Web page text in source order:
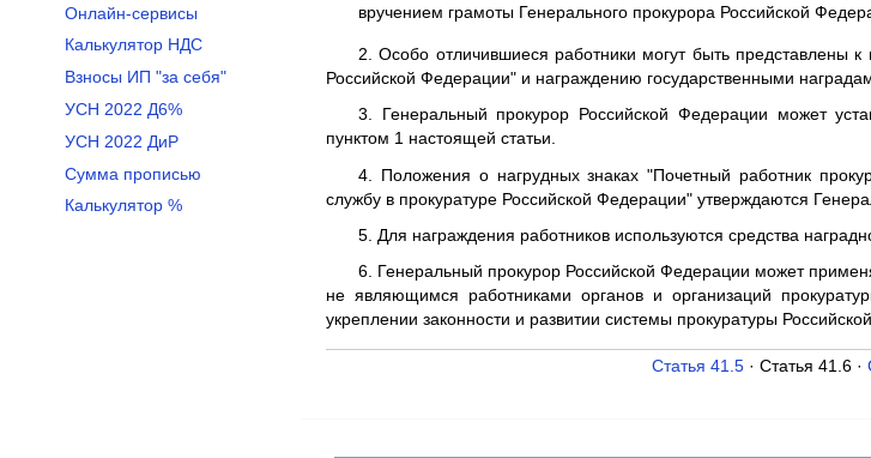
вручением грамоты Генерального прокурора Российской
2. Особо отличившиеся работники могут быть представлены
Российской Федерации" и награждению государственными
3. Генеральный прокурор Российской Федерации может
пунктом 1 настоящей статьи.
4. Положения о нагрудных знаках "Почетный работник
службу в прокуратуре Российской Федерации" утверждаются
5. Для награждения работников используются средства
6. Генеральный прокурор Российской Федерации может
не являющимся работниками органов и организаций
укреплении законности и развитии системы прокуратуры
Статья 41.5· Статья 41.6 ·
Онлайн-сервисы
Калькулятор НДС
Взносы ИП "за себя"
УСН 2022 Д6%
УСН 2022 ДиР
Сумма прописью
Калькулятор %